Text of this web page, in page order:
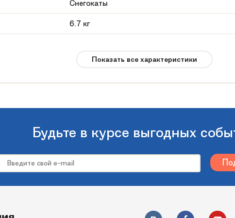
Снегокаты
6.7 кг
6 месяцев
до 100 кг
Comfort Auto Dream 114 (Авто дрим)
Показать все характеристики
Будьте в курсе выгодных